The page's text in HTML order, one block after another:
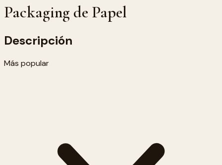
Packaging de Papel
Descripción
Más popular